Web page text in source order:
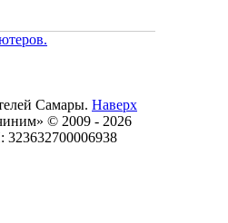
Самары. Наверх
© 2009 - 2026